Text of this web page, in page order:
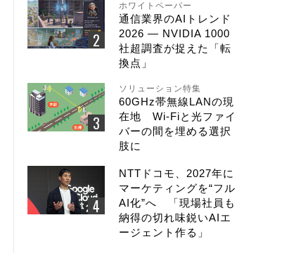
ホワイトペーパー
通信業界のAIトレンド
2026 ― NVIDIA 1000
社超調査が捉えた「転
換点」
ソリューション特集
60GHz帯無線LANの現
在地 Wi-Fiと光ファイ
バーの間を埋める選択
肢に
NTTドコモ、2027年に
マーケティングを“フル
AI化”へ 「現場社員も
納得の切れ味鋭いAIエ
ージェント作る」